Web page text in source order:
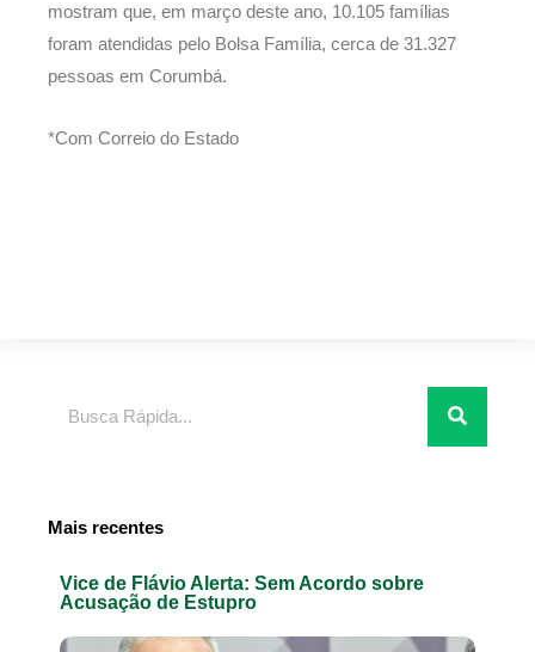
mostram que, em março deste ano, 10.105 famílias
foram atendidas pelo Bolsa Família, cerca de 31.327
pessoas em Corumbá.
*Com Correio do Estado
Mais recentes
Vice de Flávio Alerta: Sem Acordo sobre
Acusação de Estupro